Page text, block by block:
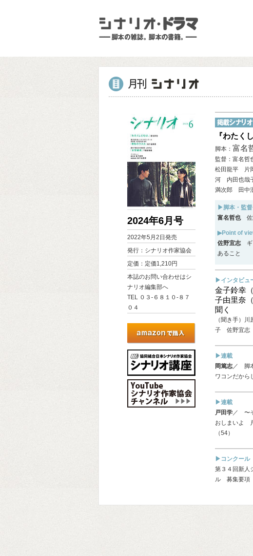
『わたく
脚本： 富名
監督：富名
松田龍平 片
河 内田也哉
満次郎 田中
▶脚本・監督
富名哲也佐
▶Point of
佐野宜志 ギ
あること
▶インタビュ
金子鈴幸
子由里奈
聞く
（聞き手）
子 佐野宜志
▶連載
岡篤志／ 脚
ワコンだから
▶連載
戸田学／ 〜
おしまいよ
（54）
▶コンクール
第３４回新人
ル 募集要項
2024年6月号
2022年5月2日発売
発行：シナリオ作家協会
定価：定価1,210円
本誌のお問い合わせはシ
ナリオ編集部へ
TEL ０３-６８１０-８７
０４